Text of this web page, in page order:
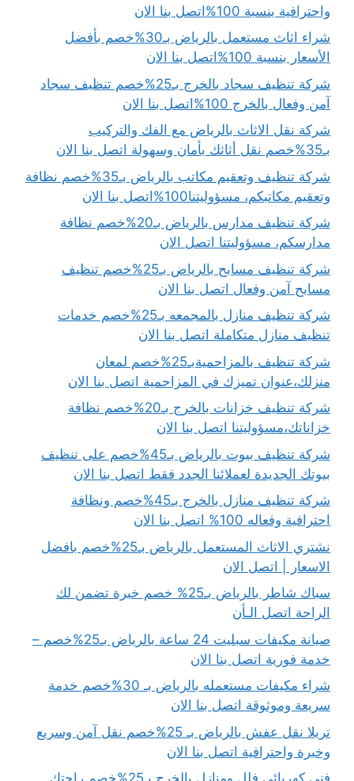
واحترافية بنسبة 100%اتصل بنا الان
شراء اثاث مستعمل بالرياض بـ30%خصم بأفضل
الأسعار بنسبة 100%اتصل بنا الان
شركة تنظيف سجاد بالخرج بـ25%خصم تنظيف سجاد
آمن وفعال بالخرج 100%اتصل بنا الان
شركة نقل الاثاث بالرياض مع الفك والتركيب
بـ35%خصم نقل أثاثك بأمان وسهولة اتصل بنا الان
شركة تنظيف وتعقيم مكاتب بالرياض بـ35%خصم نظافة
وتعقيم مكاتبكم، مسؤوليتنا100%اتصل بنا الان
شركة تنظيف مدارس بالرياض بـ20%خصم نظافة
مدارسكم، مسؤوليتنا اتصل الان
شركة تنظيف مسابح بالرياض بـ25%خصم تنظيف
مسابح آمن وفعال اتصل بنا الان
شركة تنظيف منازل بالمجمعه بـ25%خصم خدمات
تنظيف منازل متكاملة اتصل بنا الان
شركة تنظيف بالمزاحميةبـ25%خصم لمعان
منزلك،عنوان تميزك في المزاحمية اتصل بنا الان
شركة تنظيف خزانات بالخرج بـ20%خصم نظافة
خزاناتك،مسؤوليتنا اتصل بنا الان
شركة تنظيف بيوت بالرياض بـ45%خصم على تنظيف
بيوتك الجديدة لعملائنا الجدد فقط اتصل بنا الان
شركة تنظيف منازل بالخرج بـ45%خصم ونظافة
احترافية وفعاله 100% اتصل بنا الان
نشتري الاثاث المستعمل بالرياض بـ25%خصم بافضل
الاسعار | اتصل الان
سباك شاطر بالرياض بـ25% خصم خبرة تضمن لك
الراحة اتصل الـأن
صيانة مكيفات سبليت 24 ساعة بالرياض بـ25%خصم –
خدمة فورية اتصل بنا الان
شراء مكيفات مستعمله بالرياض بـ 30%خصم خدمة
سريعة وموثوقة اتصل بنا الان
تريلا نقل عفش بالرياض بـ 25%خصم نقل آمن وسريع
وخبرة واحترافية اتصل بنا الان